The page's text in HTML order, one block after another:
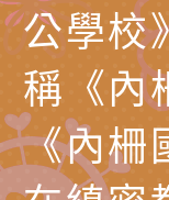
詐知
官
製作
檢送
區
味．
信
【父
育兒
有關
下簡
檢送
公學校
稱《內
《內柵